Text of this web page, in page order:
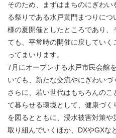
そのため、まずはまちのにぎわ
る祭りである水戸黄門まつりに
様の夏開催としたところであり
ても、平常時の開催に戻してい
ってまいります。
7月にオープンする水戸市民会館
いても、新たな交流やにぎわいづ
さらに、若い世代はもちろんの
て暮らせる環境として、健康づ
を図るとともに、浸水被害対策
取り組んでいくほか、DXやGXな